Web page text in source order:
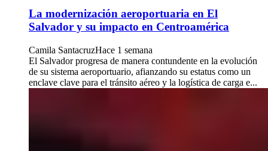
La modernización aeroportuaria en El
Salvador y su impacto en Centroamérica
Camila SantacruzHace 1 semana
El Salvador progresa de manera contundente en la evolución
de su sistema aeroportuario, afianzando su estatus como un
enclave clave para el tránsito aéreo y la logística de carga e...